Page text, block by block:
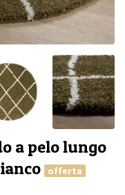
a pelo lungo
offerta